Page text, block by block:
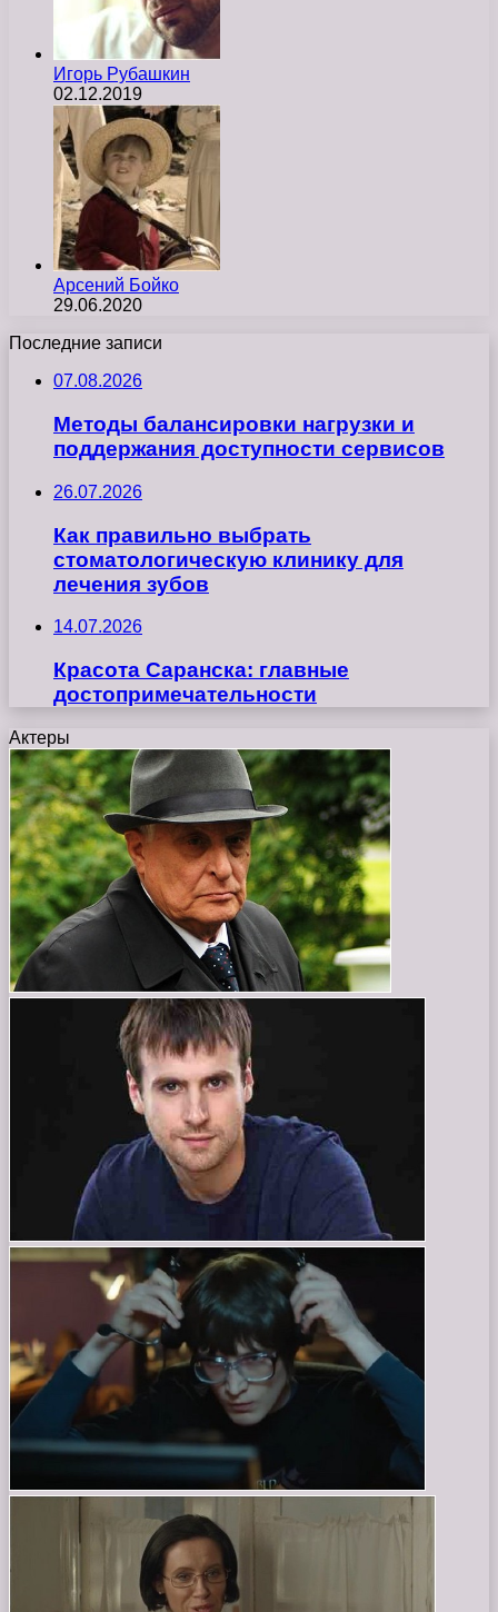
Игорь Рубашкин
02.12.2019
Арсений Бойко
29.06.2020
Последние записи
07.08.2026
Методы балансировки нагрузки и
поддержания доступности сервисов
26.07.2026
Как правильно выбрать
стоматологическую клинику для
лечения зубов
14.07.2026
Красота Саранска: главные
достопримечательности
Актеры